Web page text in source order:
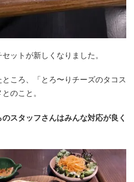
ットが新しくなりました。
ころ、「とろ〜りチーズのタコス
のこと。
スタッフさんはみんな対応が良く